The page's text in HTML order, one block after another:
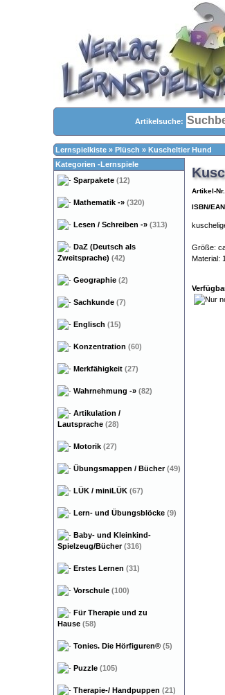
Artikelsuche:
Lernspielkiste » Plüsch » Kuscheltier Hund
Artikel-
ISBN/
Größe:
Material:
Kategorien -Lernspiele
Sparpakete (12)
Mathematik -» (320)
Lesen / Schreiben -» (313)
DaZ (Deutsch als
Zweitsprache) (42)
Geographie (2)
Sachkunde (7)
Englisch (15)
Konzentration (60)
Merkfähigkeit (27)
Wahrnehmung -» (82)
Artikulation /
Lautsprache (28)
Motorik (27)
Übungsmappen / Bücher(49)
LÜK / miniLÜK (67)
Lern- und Übungsblöcke (9)
Baby- und Kleinkind-
Spielzeug/Bücher(316)
Erstes Lernen (31)
Vorschule (100)
Für Therapie und zu
Hause (58)
Tonies. Die Hörfiguren® (5)
Puzzle (105)
Therapie-/ Handpuppen (21)